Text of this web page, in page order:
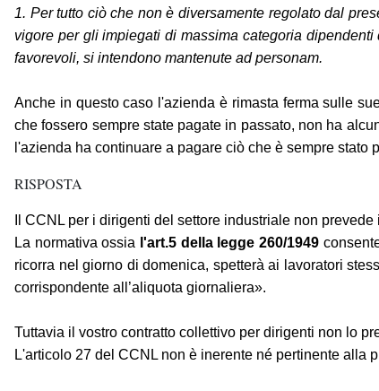
1. Per tutto ciò che non è diversamente regolato dal
vigore per gli impiegati di massima categoria
favorevoli, si intendono mantenute ad personam.
Anche in questo caso l'azienda è rimasta ferma sulle
che fossero sempre state pagate in passato, non ha
l'azienda ha continuare a pagare ciò che è sempre
RISPOSTA
Il CCNL per i dirigenti del settore industriale non
La normativa ossia l'art.5 della legge 260/1949
ricorra nel giorno di domenica, spetterà ai lavoratori
corrispondente all’aliquota giornaliera».
Tuttavia il vostro contratto collettivo per dirigenti non lo
L'articolo 27 del CCNL non è inerente né pertinente alla